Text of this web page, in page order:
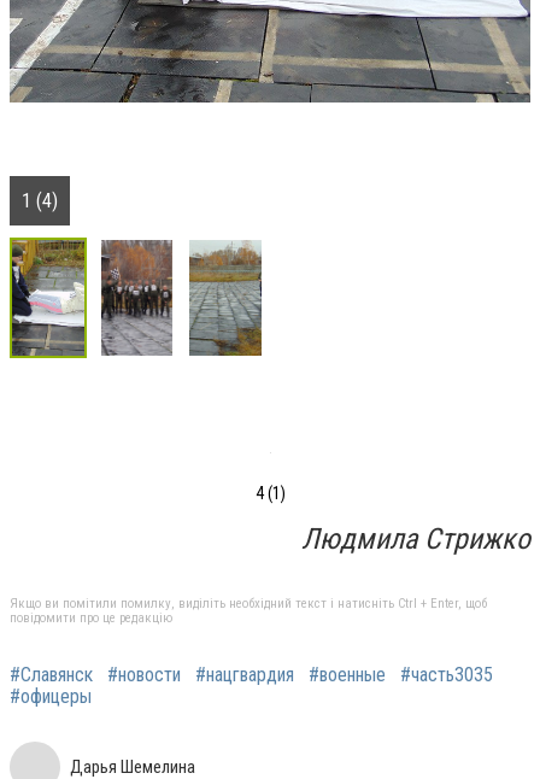
1 (4)
4 (1)
Людмила Стрижко
Якщо ви помітили помилку, виділіть необхідний текст і натисніть Ctrl + Enter, щоб
повідомити про це редакцію
#Славянск #новости #нацгвардия #военные
#часть3035
#офицеры
Дарья Шемелина